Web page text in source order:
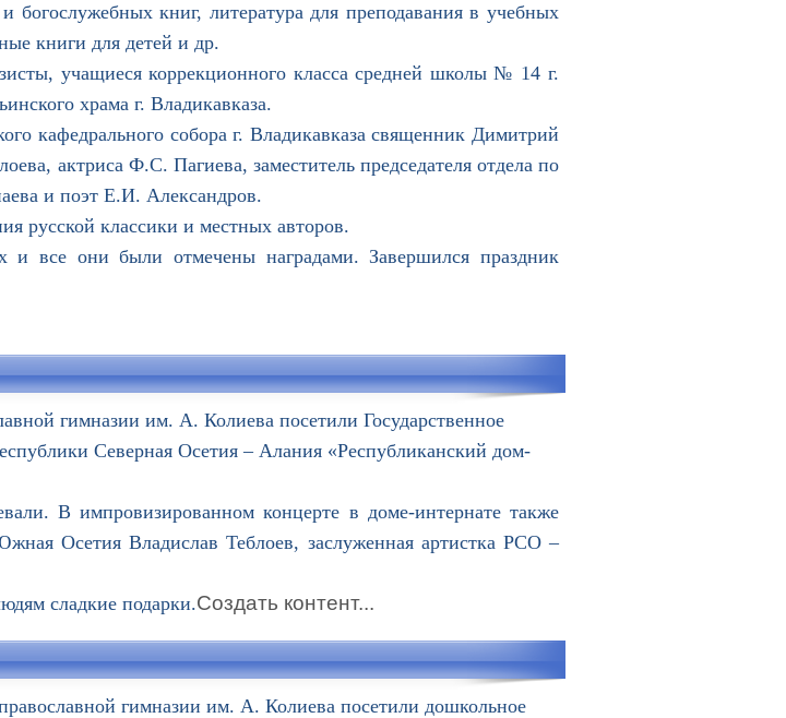
книг, литература для преподавания в учебных
книги для детей и др.
учащиеся коррекционного класса средней школы № 14 г.
храма г. Владикавказа.
кафедрального собора г. Владикавказа священник Димитрий
актриса Ф.С. Пагиева, заместитель председателя отдела по
и поэт Е.И. Александров.
русской классики и местных авторов.
все они были отмечены наградами. Завершился праздник
гимназии им. А. Колиева посетили Государственное
Северная Осетия – Алания «Республиканский дом-
В импровизированном концерте в доме-интернате также
Осетия Владислав Теблоев, заслуженная артистка РСО –
сладкие подарки.Создать контент...
гимназии им. А. Колиева посетили дошкольное